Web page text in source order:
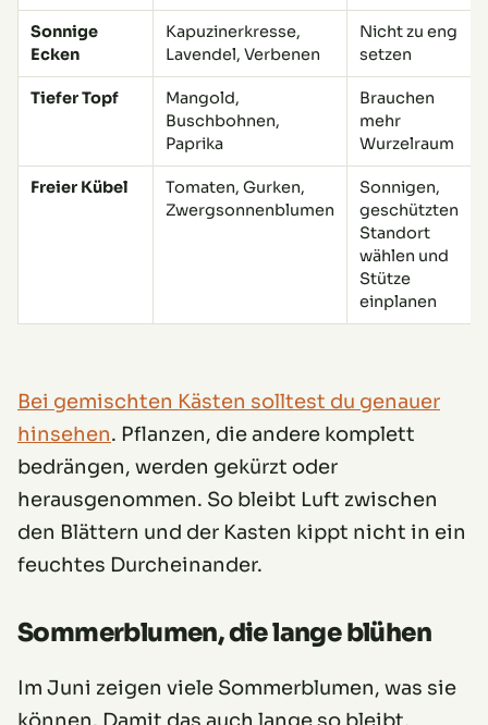
Sonnige
Ecken
Kapuzinerkresse,
Lavendel, Verbenen
Nicht zu eng
setzen
Tiefer Topf
Mangold,
Buschbohnen,
Paprika
Brauchen
mehr
Wurzelraum
Freier Kübel
Tomaten, Gurken,
Zwergsonnenblumen
Sonnigen,
geschützten
Standort
wählen und
Stütze
einplanen
Bei gemischten Kästen solltest du genauer
hinsehen. Pflanzen, die andere komplett
bedrängen, werden gekürzt oder
herausgenommen. So bleibt Luft zwischen
den Blättern und der Kasten kippt nicht in ein
feuchtes Durcheinander.
Sommerblumen, die lange blühen
Im Juni zeigen viele Sommerblumen, was sie